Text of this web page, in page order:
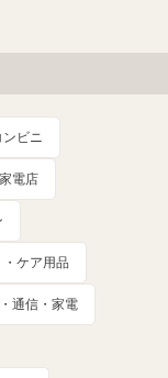
ビニ
家電店
ケア用品
通信・家電